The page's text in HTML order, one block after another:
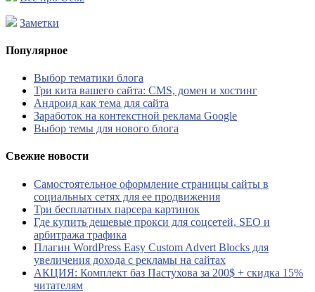
Заметки
Популярное
Выбор тематики блога
Три кита вашего сайта: CMS, домен и хостинг
Андроид как тема для сайта
Заработок на контекстной реклама Google
Выбор темы для нового блога
Свежие новости
Самостоятельное оформление страницы сайты в
социальных сетях для ее продвижения
Три бесплатных парсера картинок
Где купить дешевые прокси для соцсетей, SEO и
арбитража трафика
Плагин WordPress Easy Custom Advert Blocks для
увеличения дохода с рекламы на сайтах
АКЦИЯ: Комплект баз Пастухова за 200$ + скидка 15%
читателям